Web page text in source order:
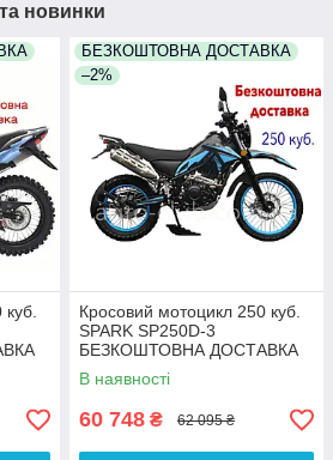
новинки
БЕЗКОШТОВНА ДОСТАВКА
–2%
Кросовий мотоцикл 250 куб.
SPARK SP250D-3
БЕЗКОШТОВНА ДОСТАВКА
В наявності
60 748 ₴ 62 095 ₴